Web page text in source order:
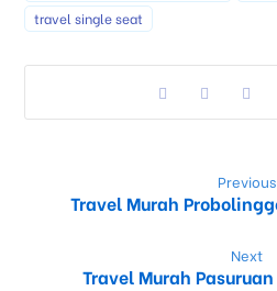
travel single seat
Previous
Travel Murah
Next
Travel Murah